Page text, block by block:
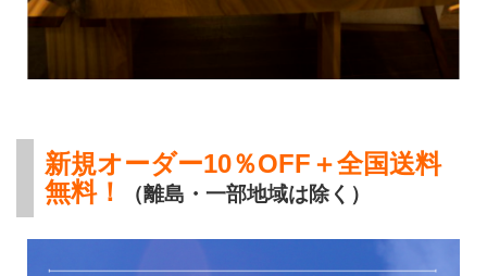
新規オーダー10％OFF＋全国送料
無料！
（離島・一部地域は除く）